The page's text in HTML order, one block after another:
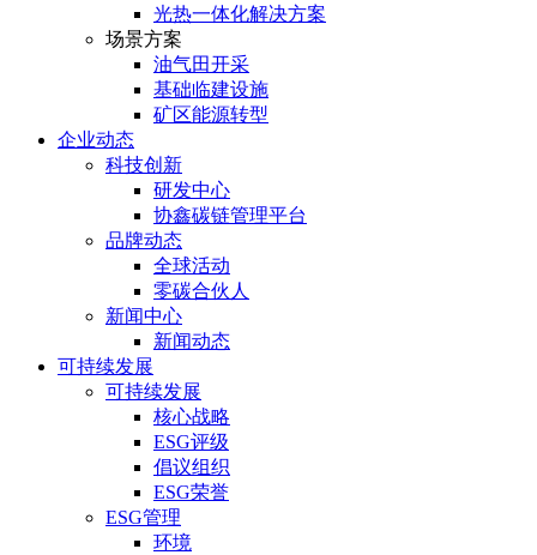
光热⼀体化解决⽅案
场景方案
油气田开采
基础临建设施
矿区能源转型
企业动态
科技创新
研发中心
协鑫碳链管理平台
品牌动态
全球活动
零碳合伙人
新闻中心
新闻动态
可持续发展
可持续发展
核心战略
ESG评级
倡议组织
ESG荣誉
ESG管理
环境